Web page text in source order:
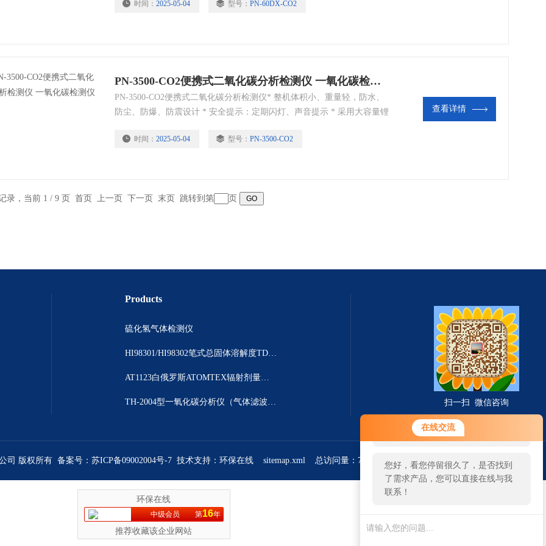
在线交流
您好！欢迎前来咨询，很高兴为您
服务，请问您要咨询什么问题呢？
您好，看您停留很久了，是否找到
了需求产品，您可以直接在线与我
联系！
场所。时间： 2025-05-04 型号： PN-60DX-CO2
PN-3500-CO2便携式二氧化碳分析检测仪 一氧化碳检测仪
PN-3500-CO2便携式二氧化碳分析检测仪* 整机体积小、重量轻，防水、
防尘、防爆、防震设计 * 安全提示：定期闪灯、声音提示 * 采用大容量锂
能 * 传感器采用具有水平的进口原装红外传感器 * 上、下限报警值可任意
时间： 2025-05-04 型号： PN-3500-CO2
查看详情
录，当前 1 / 9 页 首页 上一页 下一页 末页 跳转到第 页
Products
硫化氢气体检测仪
HI98301/HI98302笔式总固体溶解度TDS测定仪
AT1123白俄罗斯ATOMTEX辐射剂量测量仪
TH-2004型一氧化碳分析仪（气体滤波相关红外吸收法） 扫一扫 微信咨询
司 版权所有 备案号： 苏ICP备09002004号-7 技术支持： 环保在线 sitemap.xml 总访问量：766270 管理登陆
环保在线
中级会员 第16年
推荐收藏该企业网站